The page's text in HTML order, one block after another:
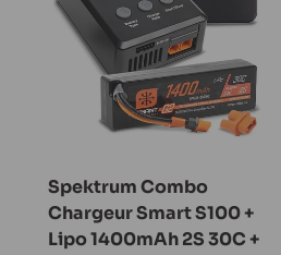
Spektrum Combo
Chargeur Smart S100 +
Lipo 1400mAh 2S 30C +